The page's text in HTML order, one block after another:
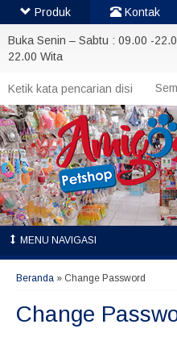
Buka Senin – Sabtu : 09.00 -
22.00 Wita
MENU NAVIGASI
Beranda » Change Password
Change
Produk Kontak